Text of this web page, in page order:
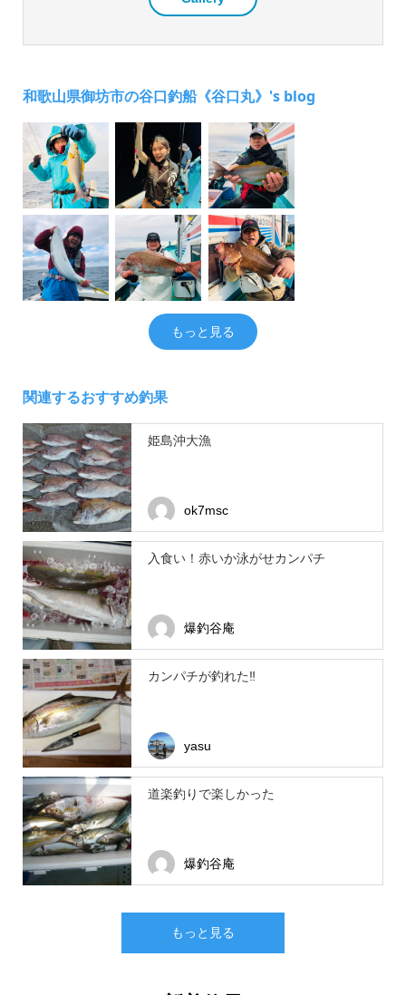
和歌山県御坊市の谷口釣船《谷口丸》's blog
もっと見る
関連するおすすめ釣果
姫島沖大漁
ok7msc
入食い！赤いか泳がせカンパチ
爆釣谷庵
カンパチが釣れた‼️
yasu
道楽釣りで楽しかった
爆釣谷庵
もっと見る